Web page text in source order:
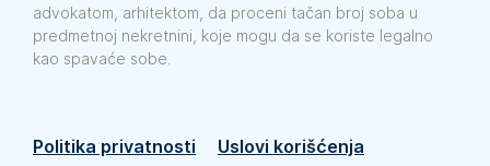
advokatom, arhitektom, da proceni tačan broj soba u
predmetnoj nekretnini, koje mogu da se koriste legalno
kao spavaće sobe.
Politika privatnosti Uslovi korišćenja